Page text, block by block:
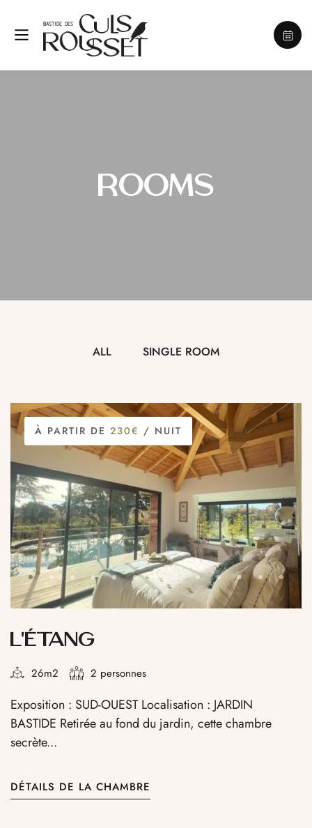
ROOMS
ALL SINGLE ROOM
À PARTIR DE 230€ / NUIT
L’ÉTANG
26m2 2 personnes
Exposition : SUD-OUEST Localisation : JARDIN
BASTIDE Retirée au fond du jardin, cette chambre
secrète...
DÉTAILS DE LA CHAMBRE